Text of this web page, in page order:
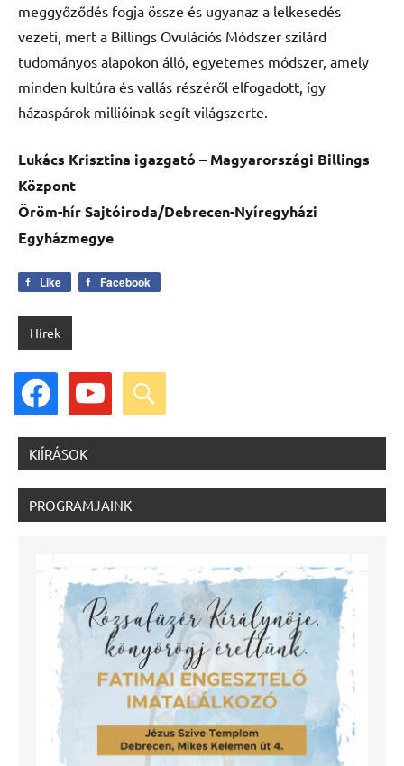
meggyőződés fogja össze és ugyanaz a lelkesedés
vezeti, mert a Billings Ovulációs Módszer szilárd
tudományos alapokon álló, egyetemes módszer, amely
minden kultúra és vallás részéről elfogadott, így
házaspárok millióinak segít világszerte.
Lukács Krisztina igazgató – Magyarországi Billings
Központ
Öröm-hír Sajtóiroda/Debrecen-Nyíregyházi
Egyházmegye
Like Facebook
Hírek
facebook youtube search
KIÍRÁSOK
PROGRAMJAINK